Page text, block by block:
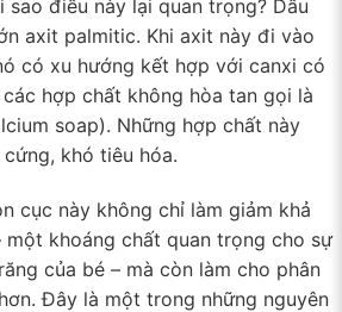
sao điều này lại quan trọng? Dầu
axit palmitic. Khi axit này đi vào
có xu hướng kết hợp với canxi có
hợp chất không hòa tan gọi là
soap). Những hợp chất này
khó tiêu hóa.
cục này không chỉ làm giảm khả
một khoáng chất quan trọng cho sự
của bé – mà còn làm cho phân
Đây là một trong những nguyên